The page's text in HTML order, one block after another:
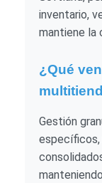
inventario,
mantiene la
¿Qué
Gestión
específicos,